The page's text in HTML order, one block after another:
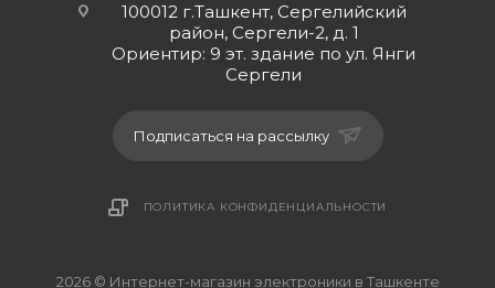
100012 г.Ташкент, Сергелийский
район, Сергели-2, д. 1
Ориентир: 9 эт. здание по ул. Янги
Сергели
Подписаться на рассылку
ПОЛИТИКА КОНФИДЕНЦИАЛЬНОСТИ
2026 © Интернет-магазин электроники в Ташкенте